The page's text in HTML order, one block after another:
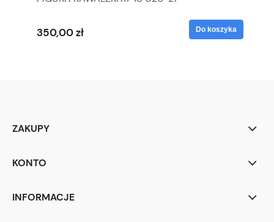
350,00 zł Do koszyka
ZAKUPY
KONTO
INFORMACJE